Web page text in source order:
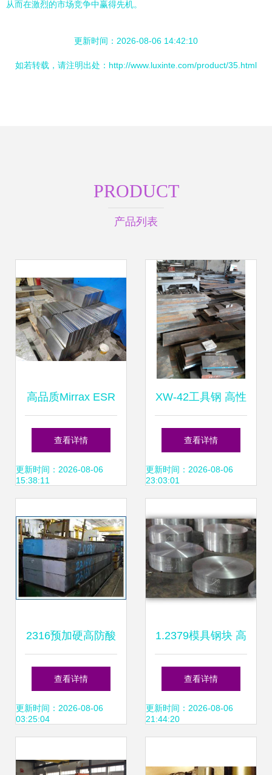
从而在激烈的市场竞争中赢得先机。
更新时间：2026-08-06 14:42:10
如若转载，请注明出处：http://www.luxinte.com/product/35.html
PRODUCT
产品列表
高品质Mirrax ESR
与Missax ESR模具
钢现货批发与精料
查看详情
更新时间：2026-08-06
15:38:11
XW-42工具钢 高性
能模具钢的卓越之
选
查看详情
更新时间：2026-08-06
23:03:01
2316预加硬高防酸
塑胶模具钢 锻造工
艺与卓越性能的全
查看详情
更新时间：2026-08-06
03:25:04
1.2379模具钢块 高
效模具制造的优选
材料
查看详情
更新时间：2026-08-06
21:44:20